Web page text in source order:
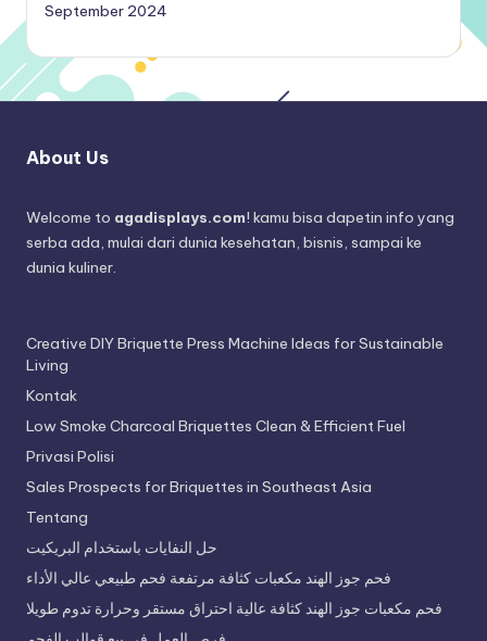
September 2024
About Us
Welcome to agadisplays.com! kamu bisa dapetin info yang
serba ada, mulai dari dunia kesehatan, bisnis, sampai ke
dunia kuliner.
Creative DIY Briquette Press Machine Ideas for Sustainable
Living
Kontak
Low Smoke Charcoal Briquettes Clean & Efficient Fuel
Privasi Polisi
Sales Prospects for Briquettes in Southeast Asia
Tentang
حل النفايات باستخدام البريكيت
فحم جوز الهند مكعبات كثافة مرتفعة فحم طبيعي عالي الأداء
فحم مكعبات جوز الهند كثافة عالية احتراق مستقر وحرارة تدوم طويلا